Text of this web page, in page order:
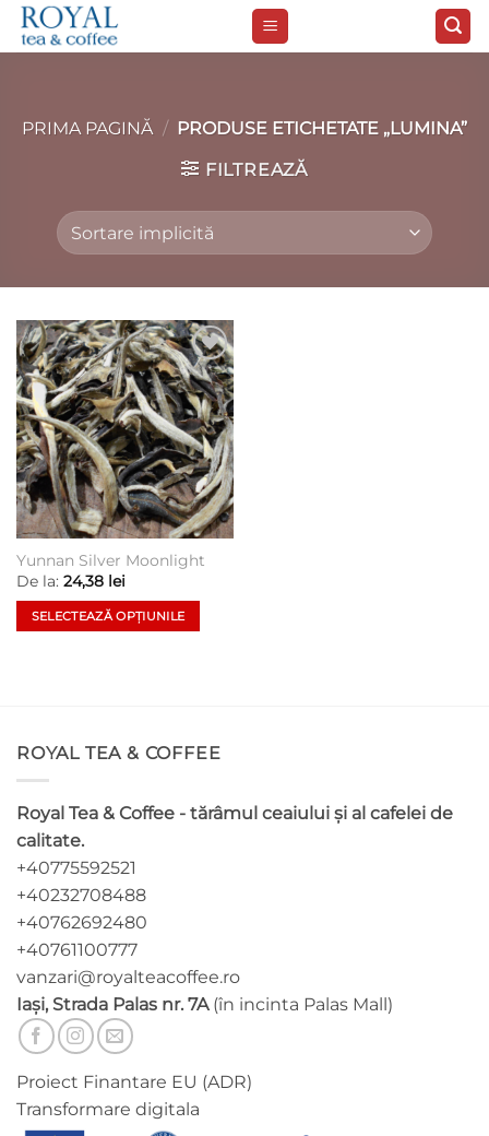
Skip
PRIMA PAGINĂ / PRODUSE ETICHETATE „LUMINA”
FILTREAZĂ
Add to
wishlist
Yunnan Silver Moonlight
De la: 24,38 lei
SELECTEAZĂ OPȚIUNILE
variații.
Opțiunile
fi
alese
în
pagina
produsului.
ROYAL TEA & COFFEE
Royal Tea & Coffee - tărâmul ceaiului și al cafelei de
calitate.
+40775592521
+40232708488
+40762692480
+40761100777
vanzari@royalteacoffee.ro
Iași, Strada Palas nr. 7A(în incinta Palas Mall)
Proiect Finantare EU (ADR)
Transformare digitala